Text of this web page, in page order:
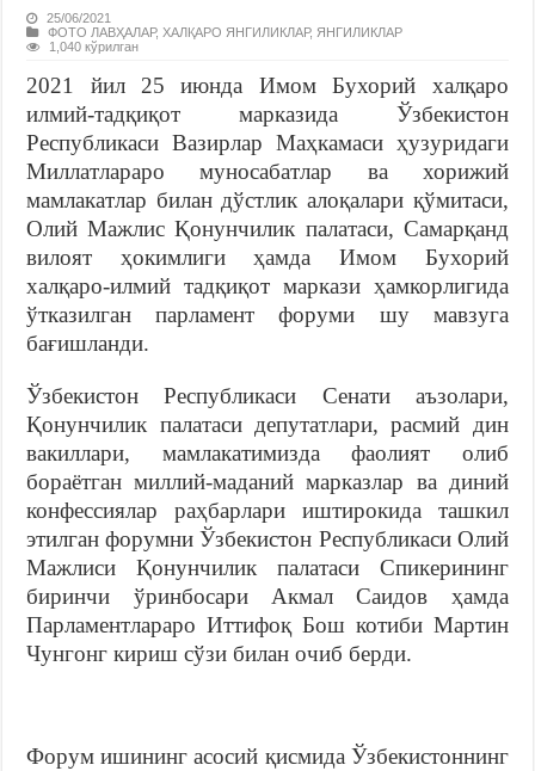
25/06/2021
ФОТО ЛАВҲАЛАР,ХАЛҚАРО ЯНГИЛИКЛАР, ЯНГИЛИКЛАР
1,040 кўрилган
2021 йил 25 июнда Имом Бухорий халқаро
илмий-тадқиқот марказида Ўзбекистон
Республикаси Вазирлар Маҳкамаси ҳузуридаги
Миллатлараро муносабатлар ва хорижий
мамлакатлар билан дўстлик алоқалари қўмитаси,
Олий Мажлис Қонунчилик палатаси, Самарқанд
вилоят ҳокимлиги ҳамда Имом Бухорий
халқаро-илмий тадқиқот маркази ҳамкорлигида
ўтказилган парламент форуми шу мавзуга
бағишланди.
Ўзбекистон Республикаси Сенати аъзолари,
Қонунчилик палатаси депутатлари, расмий дин
вакиллари, мамлакатимизда фаолият олиб
бораётган миллий-маданий марказлар ва диний
конфессиялар раҳбарлари иштирокида ташкил
этилган форумни Ўзбекистон Республикаси Олий
Мажлиси Қонунчилик палатаси Спикерининг
биринчи ўринбосари Акмал Саидов ҳамда
Парламентлараро Иттифоқ Бош котиби Мартин
Чунгонг кириш сўзи билан очиб берди.
Форум ишининг асосий қисмида Ўзбекистоннинг